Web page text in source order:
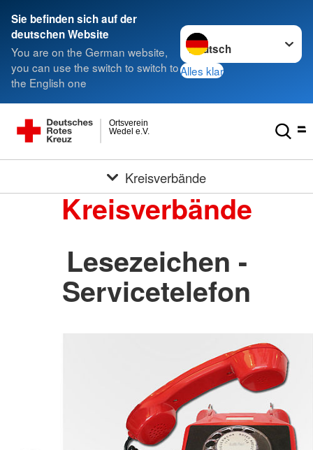
Sie befinden sich auf der
deutschen Website
You are on the German website,
you can use the switch to switch to
the English one
Sprache wechseln zu
Alles klar
Wedel e.V.
Ortsverein
Kreisverbände
Kreisverbände
Lesezeichen -
Servicetelefon